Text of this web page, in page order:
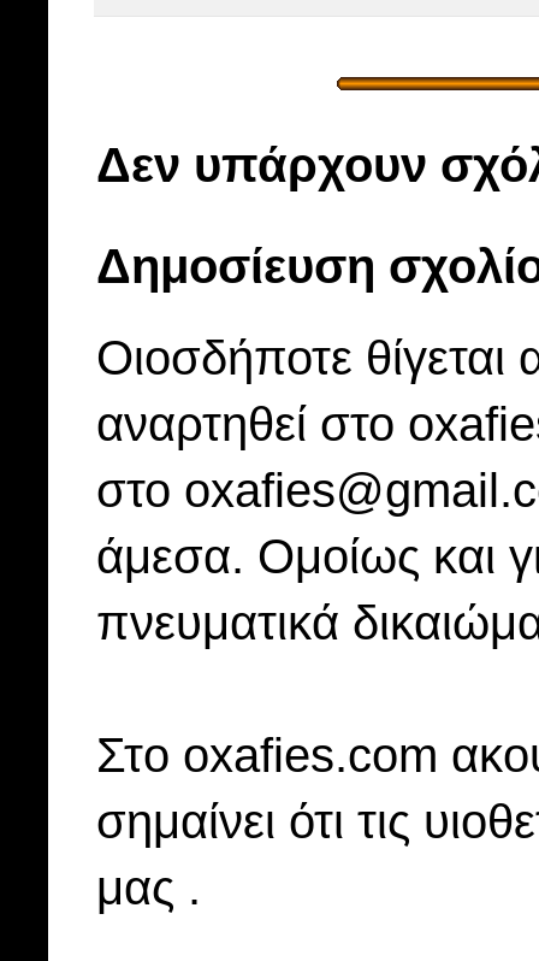
Δεν υπάρχουν
Δημοσίευση
Οιοσδήποτε
αναρτηθεί στο
στο
άμεσα. Ομοίως και
πνευματικά
Στo oxafies.com
σημαίνει ότι τις
μας .